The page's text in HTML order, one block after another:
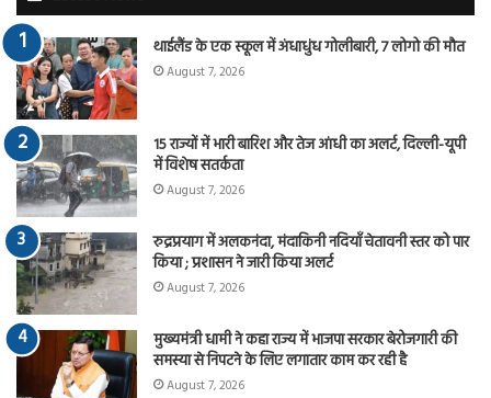
थाईलैंड के एक स्कूल में अंधाधुंध गोलीबारी, 7 लोगो की मौत
August 7, 2026
15 राज्यों में भारी बारिश और तेज आंधी का अलर्ट, दिल्ली-यूपी
में विशेष सतर्कता
August 7, 2026
रुद्रप्रयाग में अलकनंदा, मंदाकिनी नदियाँ चेतावनी स्तर को पार
किया ; प्रशासन ने जारी किया अलर्ट
August 7, 2026
मुख्यमंत्री धामी ने कहा राज्य में भाजपा सरकार बेरोजगारी की
समस्या से निपटने के लिए लगातार काम कर रही है
August 7, 2026